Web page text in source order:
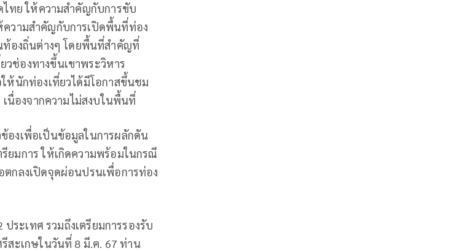
ทย ให้ความสำคัญกับการขับ
ความสำคัญกับการเปิดพื้นที่ท่อง
ท้องถิ่นต่างๆ โดยพื้นที่สำคัญที่
ช่องทางขึ้นเขาพระวิหาร
ห้นักท่องเที่ยวได้มีโอกาสขึ้นชม
นื่องจากความไม่สงบในพื้นที่
องเพื่อเป็นข้อมูลในการผลักดัน
ยมการ ให้เกิดความพร้อมในกรณี
กลงเปิดจุดผ่อนปรนเพื่อการท่อง
ระเทศ รวมถึงเตรียมการรองรับ
สะเกษในวันที่ 8 มี.ค. 67 ท่าน